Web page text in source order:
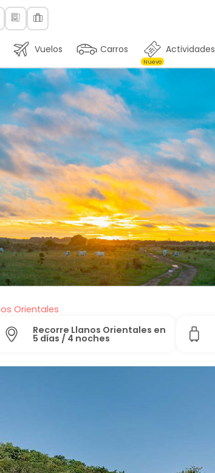
Vuelos Carros Actividades
Nuevo
Orientales
Recorre Llanos Orientales en
5 días / 4 noches